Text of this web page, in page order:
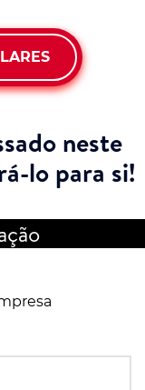
neste
lo para si!